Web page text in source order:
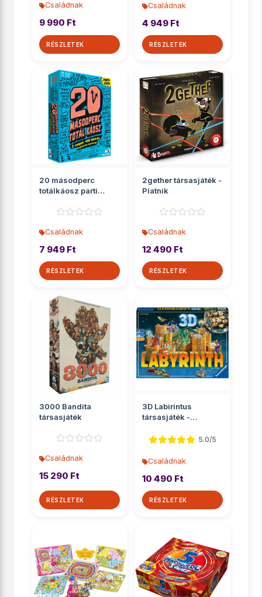
Családnak
9 990 Ft
RÉSZLETEK
Családnak
4 949 Ft
RÉSZLETEK
20 másodperc
totálkáosz parti
Családnak
7 949 Ft
RÉSZLETEK
2gether társasjáték -
Piatnik
Családnak
12 490 Ft
RÉSZLETEK
3000 Bandita
társasjáték
Családnak
15 290 Ft
RÉSZLETEK
3D Labirintus
társasjáték -
5.0/5
Családnak
10 490 Ft
RÉSZLETEK